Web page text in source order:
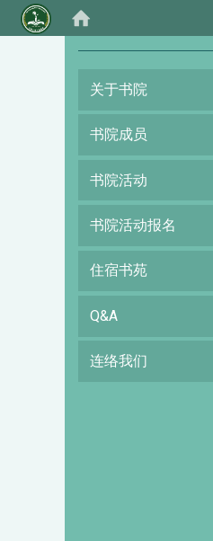
关于书院
书院成员
书院活动
书院活动报名
住宿书苑
Q&A
连络我们